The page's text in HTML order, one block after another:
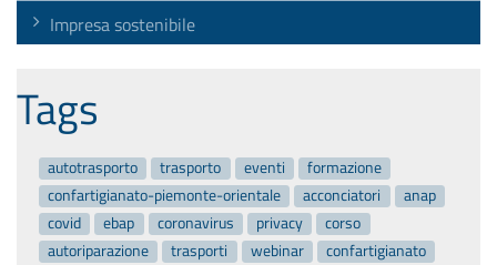
Impresa sostenibile
Tags
autotrasporto trasporto eventi
formazione
confartigianato-piemonte-orientale
acconciatori
anap
covid
ebap coronavirus privacy
corso
autoriparazione
trasporti webinar
confartigianato